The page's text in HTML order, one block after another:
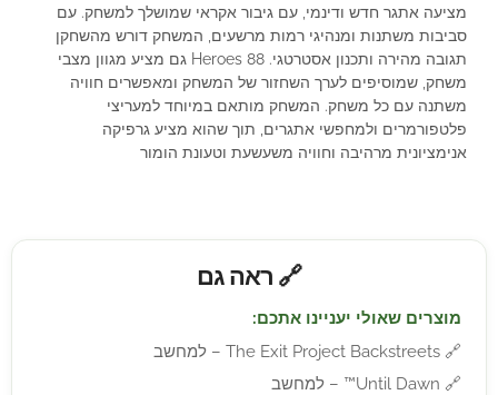
מציעה אתגר חדש ודינמי, עם גיבור אקראי שמושלך למשחק. עם
סביבות משתנות ומנהיגי רמות מרשעים, המשחק דורש מהשחקן
תגובה מהירה ותכנון אסטרטגי. 88 Heroes גם מציע מגוון מצבי
משחק, שמוסיפים לערך השחזור של המשחק ומאפשרים חוויה
משתנה עם כל משחק. המשחק מותאם במיוחד למעריצי
פלטפורמרים ולמחפשי אתגרים, תוך שהוא מציע גרפיקה
אנימציונית מרהיבה וחוויה משעשעת וטעונת הומור
🔗 ראה גם
מוצרים שאולי יעניינו אתכם:
🔗 The Exit Project Backstreets – למחשב
🔗 Until Dawn™ – למחשב